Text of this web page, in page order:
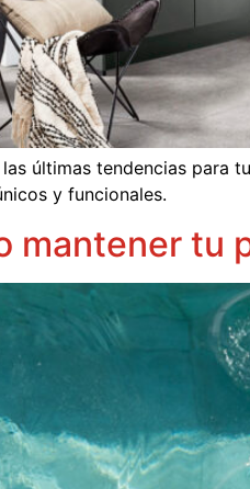
las últimas tendencias para
y funcionales.
mantener tu